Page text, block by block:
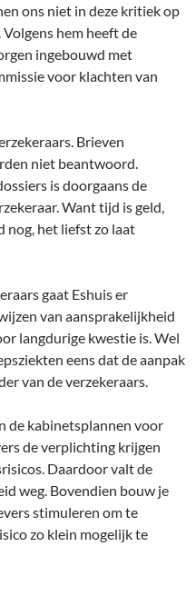
ons niet in deze kritiek op
Volgens hem heeft de
ingebouwd met
voor klachten van
Brieven
niet beantwoord.
is doorgaans de
Want tijd is geld,
nog, het liefst zo laat
gaat Eshuis er
van aansprakelijkheid
langdurige kwestie is. Wel
eens dat de aanpak
van de verzekeraars.
de kabinetsplannen voor
de verplichting krijgen
Daardoor valt de
weg. Bovendien bouw je
stimuleren om te
zo klein mogelijk te